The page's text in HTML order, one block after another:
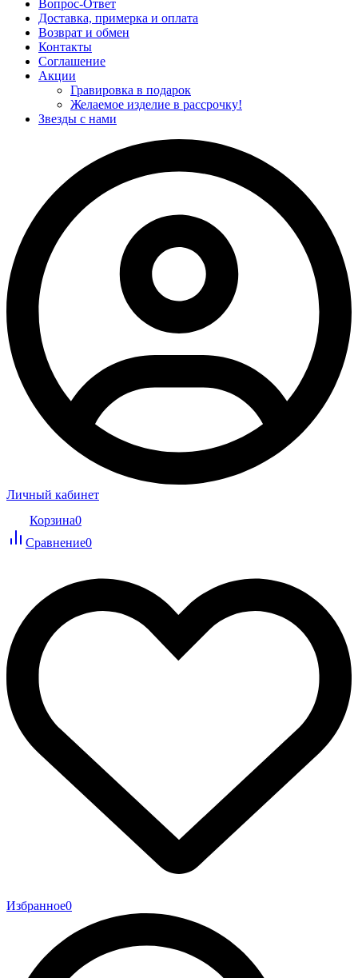
Вопрос-Ответ
Доставка, примерка и оплата
Возврат и обмен
Контакты
Соглашение
Акции
Гравировка в подарок
Желаемое изделие в рассрочку!
Звезды с нами
Личный кабинет
Корзина0
Сравнение0
Избранное0